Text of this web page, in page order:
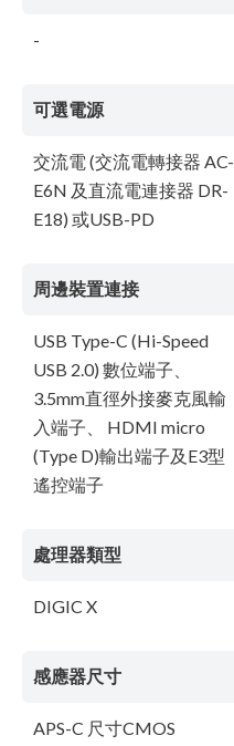
-
可選電源
交流電 (交流電轉接器 AC-
E6N 及直流電連接器 DR-
E18) 或USB-PD
周邊裝置連接
USB Type-C (Hi-Speed
USB 2.0) 數位端子、
3.5mm直徑外接麥克風輸
入端子、 HDMI micro
(Type D)輸出端子及E3型
遙控端子
處理器類型
DIGIC X
感應器尺寸
APS-C 尺寸CMOS